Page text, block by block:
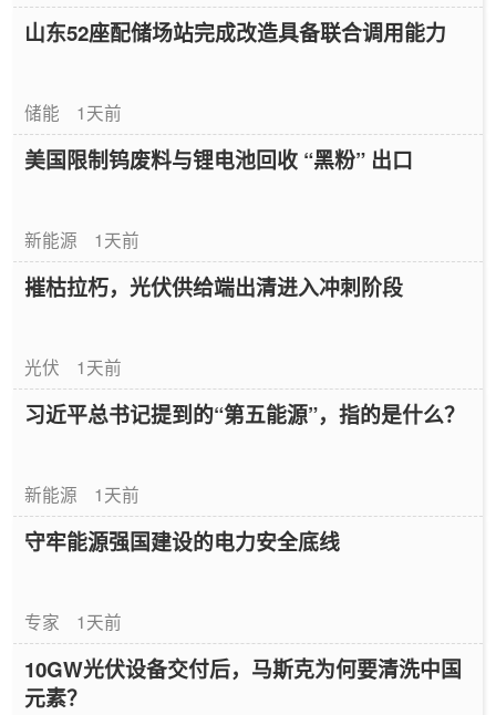
山东52座配储场站完成改造具备联合调用能力
储能 1天前
美国限制钨废料与锂电池回收 “黑粉” 出口
新能源 1天前
摧枯拉朽，光伏供给端出清进入冲刺阶段
光伏 1天前
习近平总书记提到的“第五能源”，指的是什么？
新能源 1天前
守牢能源强国建设的电力安全底线
专家 1天前
10GW光伏设备交付后，马斯克为何要清洗中国
元素？